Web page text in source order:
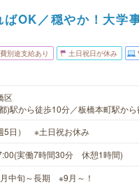
ばOK／穏やか！大学
別途支給あり 土日祝日が休み
区
)駅から徒歩10分／板橋本町駅か
5日） ※土日祝お休み
実働7時間30分 休憩1時間)
中旬～長期 ※9月～！